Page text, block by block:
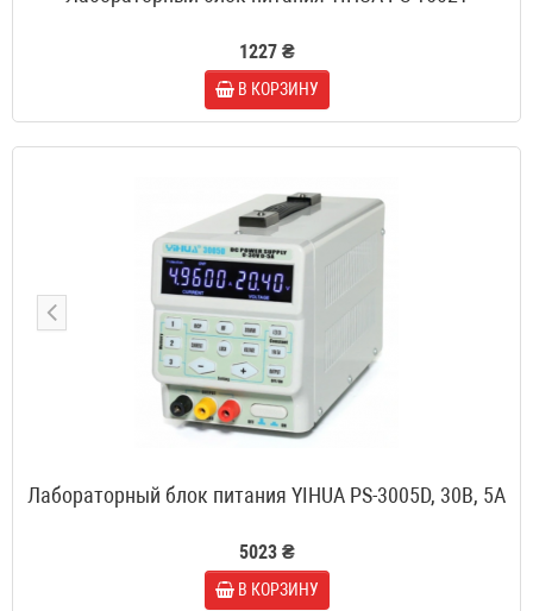
1227 ₴
В КОРЗИНУ
Лабораторный блок питания YIHUA PS-3005D, 30B, 5A
5023 ₴
В КОРЗИНУ